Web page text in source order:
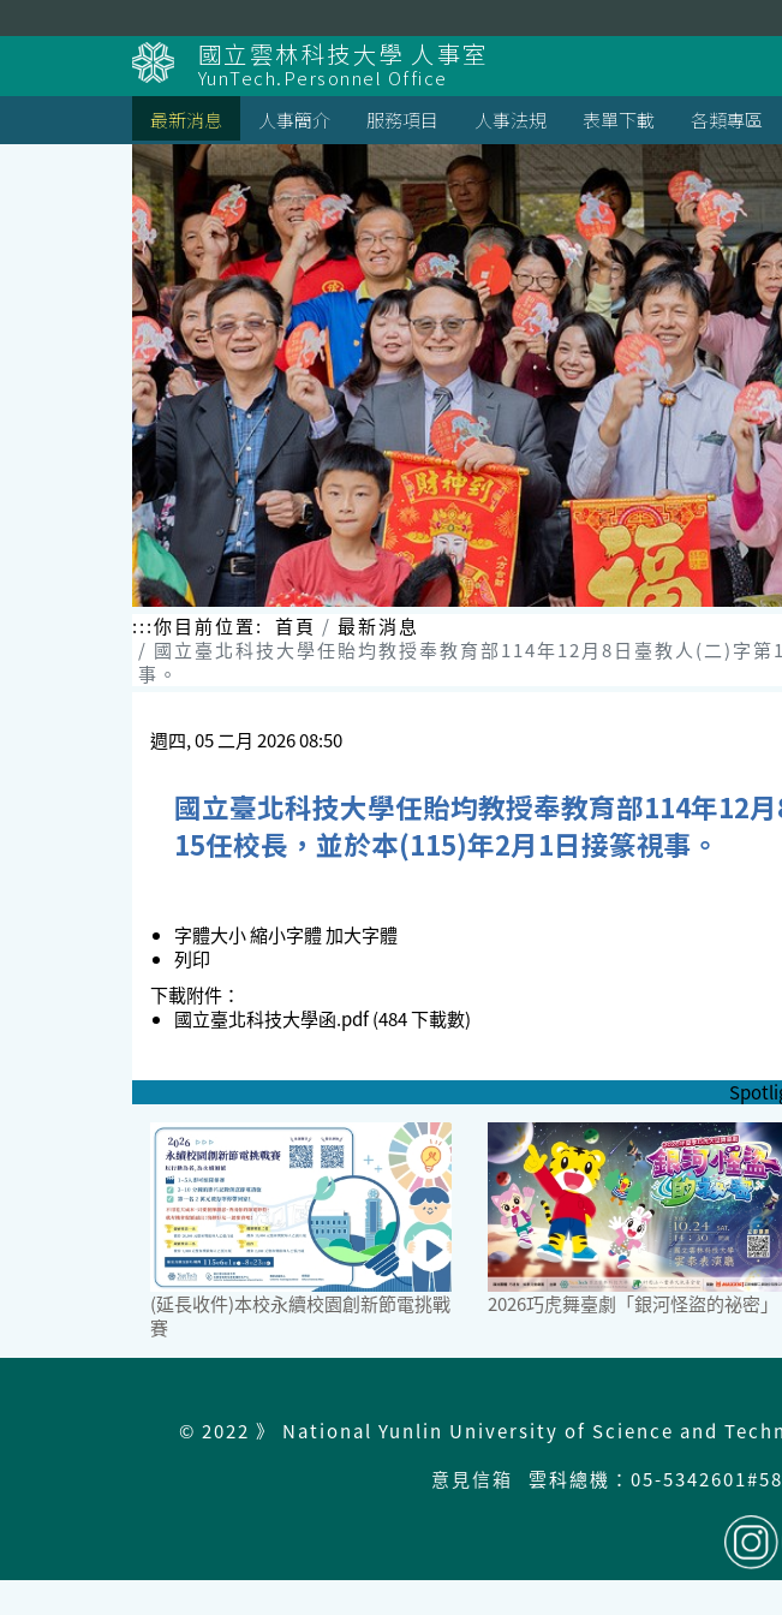
到
國立雲林科技大學 人事室
YunTech.Personnel Office
最新消息
人事簡介 服務項目 人事法規 表單下載 各類專區
:::你目前位置: 首頁
最新消息
國立臺北科技大學任貽均教授奉教育部114年12月8日臺教人(二)字
事。
週四, 05 二月 2026 08:50
國立臺北科技大學任貽均教授奉教育部114年12
15任校長，並於本(115)年2月1日接篆視事。
字體大小縮小字體加大字體
列印
下載附件：
國立臺北科技大學函.pdf (484 下載數)
(延長收件)本校永續校園創新節電挑戰
賽
2026巧虎舞臺劇「銀河怪盜的祕密」
© 2022 》 National Yunlin University of Science and
意見信箱
雲科總機：05-